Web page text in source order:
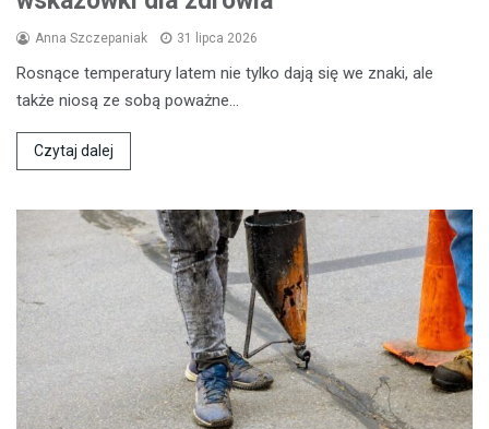
Anna Szczepaniak 31 lipca 2026
Rosnące temperatury latem nie tylko dają się we znaki, ale
także niosą ze sobą poważne…
Czytaj dalej